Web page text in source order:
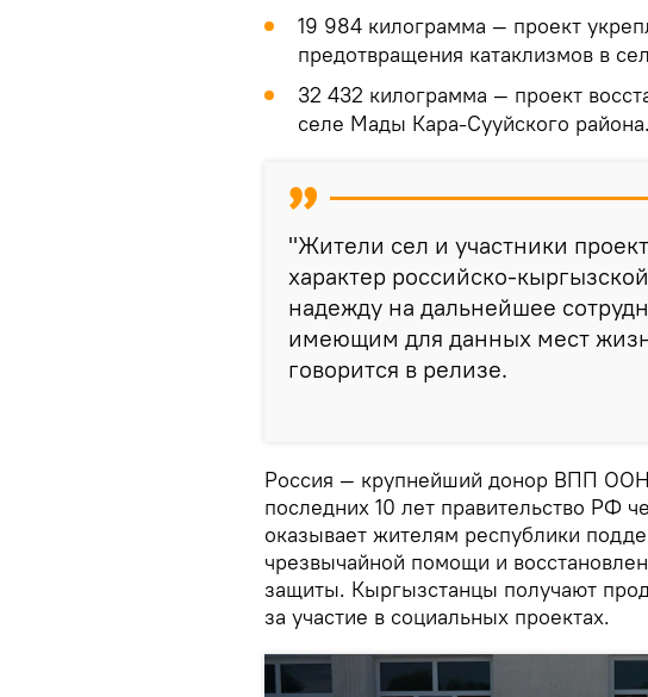
19 984 килограмма — проект
предотвращения катаклизмов в
32 432 килограмма — проект
селе Мады Кара-Сууйского района.
"Жители сел и участники
характер российско-
надежду на дальнейшее
имеющим для данных мест
говорится в релизе.
Россия — крупнейший донор ВПП
последних 10 лет правительство РФ
оказывает жителям республики
чрезвычайной помощи и
защиты. Кыргызстанцы получают
за участие в социальных проектах.